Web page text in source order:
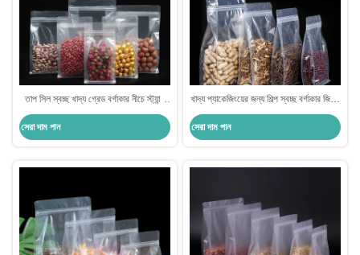
তাপ সিল স্বচ্ছ খাদ্য গ্রেড বর্গাকার নীচে স্ট্যান্ড
আপ পকেট ডিজিটাল প্রিন্টিং মিষ্টি ব্যাগ
সেরা দাম পান
খাদ্য প্যাকেজিংয়ের জন্য শিল্প স্বচ্ছ বর্গাকার জিপার
ব্যাগ
সেরা দাম পান